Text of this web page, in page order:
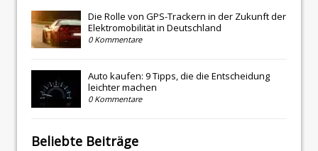
Die Rolle von GPS-Trackern in der Zukunft der
Elektromobilität in Deutschland
0 Kommentare
Auto kaufen: 9 Tipps, die die Entscheidung
leichter machen
0 Kommentare
Beliebte Beiträge